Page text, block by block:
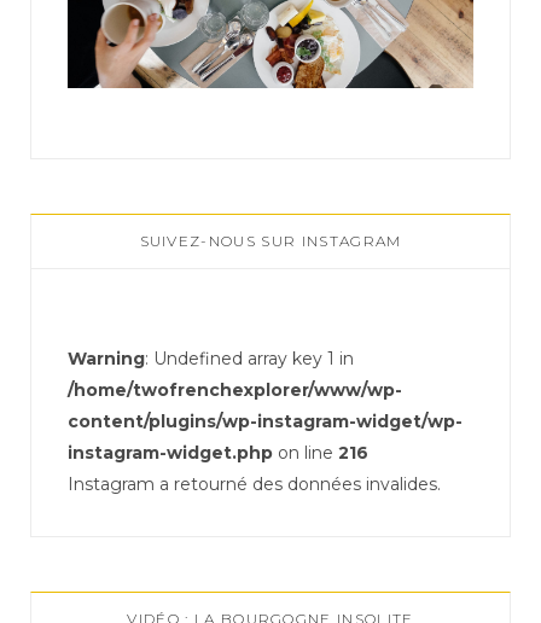
SUIVEZ-NOUS SUR INSTAGRAM
Warning: Undefined array key 1 in
/home/twofrenchexplorer/www/wp-
content/plugins/wp-instagram-widget/wp-
instagram-widget.php on line 216
Instagram a retourné des données invalides.
VIDÉO : LA BOURGOGNE INSOLITE